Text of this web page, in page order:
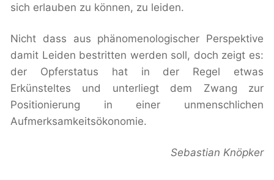
sich erlauben zu können, zu leiden.
Nicht dass aus phänomenologischer Perspektive
damit Leiden bestritten werden soll, doch zeigt es:
der Opferstatus hat in der Regel etwas
Erkünsteltes und unterliegt dem Zwang zur
Positionierung in einer unmenschlichen
Aufmerksamkeitsökonomie.
Sebastian Knöpker